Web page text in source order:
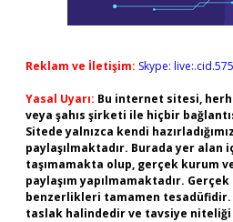
Reklam ve İletişim: Skype:
Yasal Uyarı: Bu internet sitesi,
veya şahıs şirketi ile hiçbir
Sitede yalnızca kendi
paylaşılmaktadır. Burada yer
taşımamakta olup, gerçek kurum
paylaşım yapılmamaktadır.
benzerlikleri tamamen
taslak halindedir ve tavsiye niteliği